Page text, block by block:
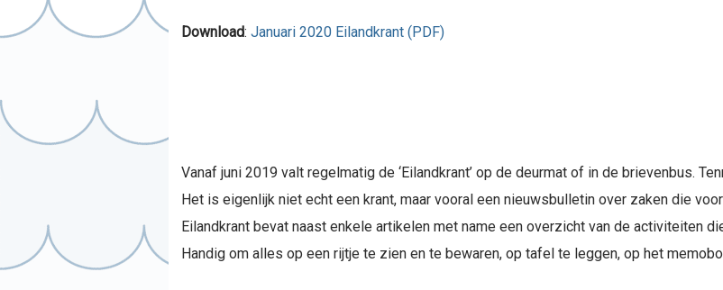
Download: Januari 2020 Eilandkrant (PDF)
Vanaf juni 2019 valt regelmatig de ‘Eilandkrant’ op de deurmat of in de brievenbus.
Het is eigenlijk niet echt een krant, maar vooral een nieuwsbulletin over zaken die
Eilandkrant bevat naast enkele artikelen met name een overzicht van de activiteiten
Handig om alles op een rijtje te zien en te bewaren, op tafel te leggen, op het